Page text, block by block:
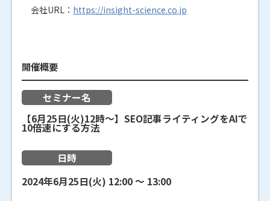
会社URL： https://insight-science.co.jp
開催概要
セミナー名
【6月25日(火)12時～】SEO記事ライティングをAIで
10倍速にする方法
日時
2024年6月25日(火) 12:00 〜 13:00